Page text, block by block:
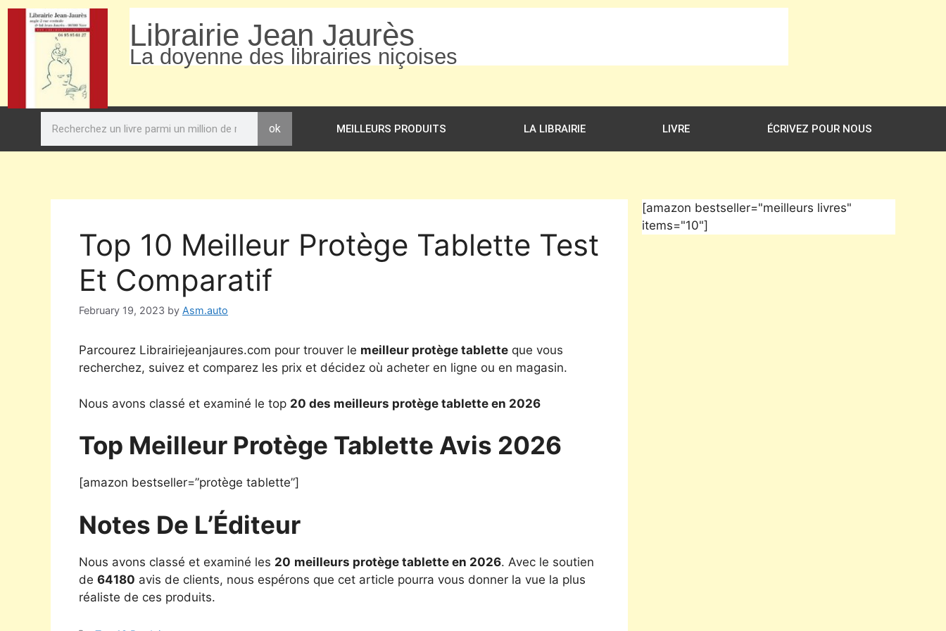
Librairie Jean Jaurès
La doyenne des librairies niçoises
ok MEILLEURS PRODUITS LA LIBRAIRIE LIVRE ÉCRIVEZ POUR NOUS
Top 10 Meilleur Protège Tablette Test
Et Comparatif
February 19, 2023 by Asm.auto
Parcourez Librairiejeanjaures.com pour trouver le meilleur protège tablette que vous
recherchez, suivez et comparez les prix et décidez où acheter en ligne ou en magasin.
Nous avons classé et examiné le top 20 des meilleurs protège tablette en 2026
Top Meilleur Protège Tablette Avis 2026
[amazon bestseller=”protège tablette”]
Notes De L’Éditeur
Nous avons classé et examiné les 20 meilleurs protège tablette en 2026. Avec le soutien
de 64180 avis de clients, nous espérons que cet article pourra vous donner la vue la plus
réaliste de ces produits.
[amazon bestseller="meilleurs livres"
items="10"]